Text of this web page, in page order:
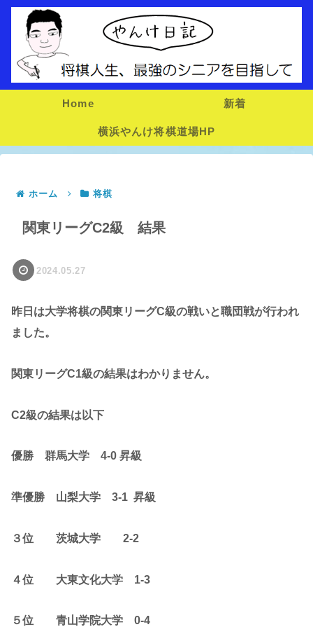
Home 新着
横浜やんけ将棋道場HP
ホーム 将棋
関東リーグC2級 結果
2024.05.27
昨日は大学将棋の関東リーグC級の戦いと職団戦が行われ
ました。
関東リーグC1級の結果はわかりません。
C2級の結果は以下
優勝 群馬大学 4-0 昇級
準優勝 山梨大学 3-1 昇級
３位 茨城大学 2-2
４位 大東文化大学 1-3
５位 青山学院大学 0-4